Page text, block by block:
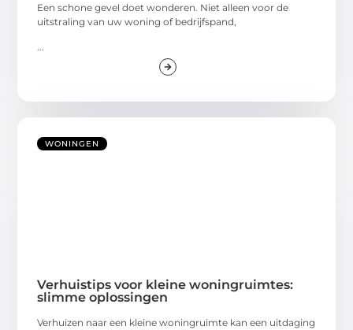
Een schone gevel doet wonderen. Niet alleen voor de
uitstraling van uw woning of bedrijfspand,
...
WONINGEN
Verhuistips voor kleine woningruimtes:
slimme oplossingen
Verhuizen naar een kleine woningruimte kan een uitdaging